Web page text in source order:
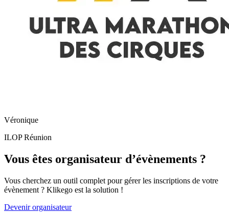
Véronique
ILOP Réunion
Vous êtes organisateur d’évènements ?
Vous cherchez un outil complet pour gérer les inscriptions de votre
évènement ? Klikego est la solution !
Devenir organisateur